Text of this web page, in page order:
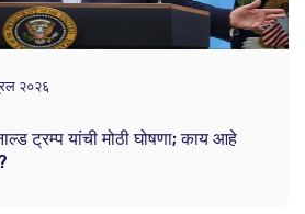
२०२६
ट्रम्प यांची मोठी घोषणा; काय आहे